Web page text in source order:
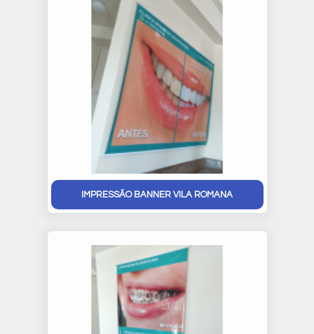
IMPRESSÃO BANNER VILA ROMANA